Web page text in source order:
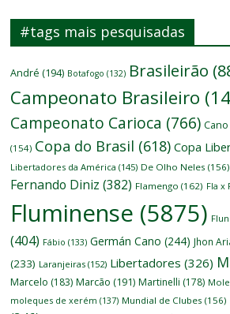
#tags mais pesquisadas
André (194) Botafogo (132) Brasileirão
Campeonato Brasileiro
Campeonato Carioca (766) Cano
(154) Copa do Brasil (618) Copa
Libertadores da América (145) De Olho Neles (156)
Fernando Diniz (382) Flamengo (162) Fla x
Fluminense (5875)
(404) Fábio (133) Germán Cano (244) Jhon
(233) Laranjeiras (152) Libertadores (326)
Marcelo (183) Marcão (191) Martinelli (178)
moleques de xerém (137) Mundial de Clubes (156)